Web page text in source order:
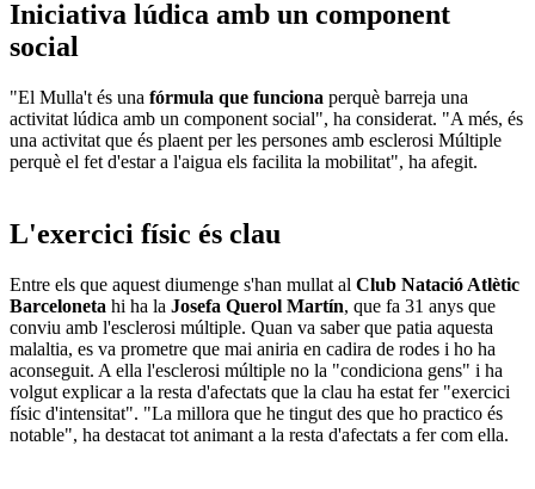
Iniciativa lúdica amb un component
social
"El Mulla't és una fórmula que funciona perquè barreja una
activitat lúdica amb un component social", ha considerat. "A més, és
una activitat que és plaent per les persones amb esclerosi Múltiple
perquè el fet d'estar a l'aigua els facilita la mobilitat", ha afegit.
L'exercici físic és clau
Entre els que aquest diumenge s'han mullat al Club Natació Atlètic
Barceloneta hi ha la Josefa Querol Martín, que fa 31 anys que
conviu amb l'esclerosi múltiple. Quan va saber que patia aquesta
malaltia, es va prometre que mai aniria en cadira de rodes i ho ha
aconseguit. A ella l'esclerosi múltiple no la "condiciona gens" i ha
volgut explicar a la resta d'afectats que la clau ha estat fer "exercici
físic d'intensitat". "La millora que he tingut des que ho practico és
notable", ha destacat tot animant a la resta d'afectats a fer com ella.